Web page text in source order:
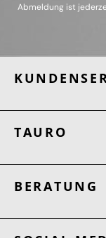
Abmeldung ist
TAURO
BERATUNG